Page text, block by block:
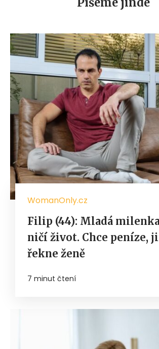
WomanOnly.cz
Filip (44): Mladá
ničí život. Chce peníze,
řekne ženě
7 minut čtení